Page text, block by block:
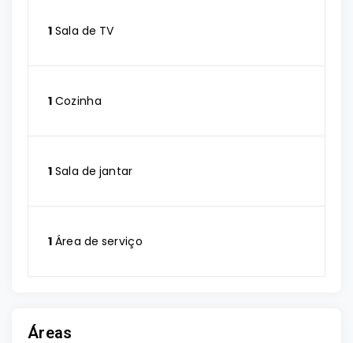
1 Sala de TV
1 Cozinha
1 Sala de jantar
1 Área de serviço
Áreas